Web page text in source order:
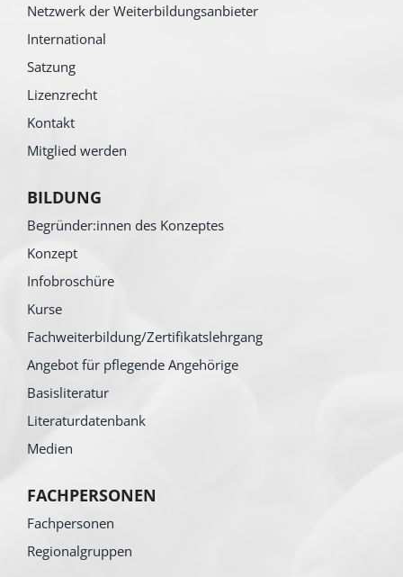
Netzwerk der Weiterbildungsanbieter
International
Satzung
Lizenzrecht
Kontakt
Mitglied werden
BILDUNG
Begründer:innen des Konzeptes
Konzept
Infobroschüre
Kurse
Fachweiterbildung/Zertifikatslehrgang
Angebot für pflegende Angehörige
Basisliteratur
Literaturdatenbank
Medien
FACHPERSONEN
Fachpersonen
Regionalgruppen